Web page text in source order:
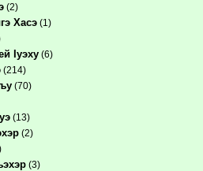
(2)
Хасэ(1)
Iуэху(6)
(214)
(70)
(13)
(2)
(3)